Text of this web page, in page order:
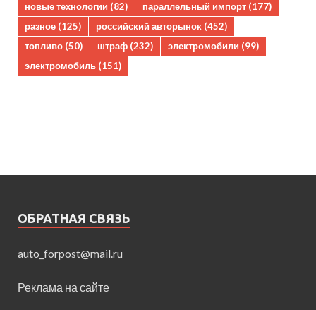
новые технологии (82) параллельный импорт (177)
разное (125) российский авторынок (452)
топливо (50) штраф (232) электромобили (99)
электромобиль (151)
ОБРАТНАЯ СВЯЗЬ
auto_forpost@mail.ru
Реклама на сайте